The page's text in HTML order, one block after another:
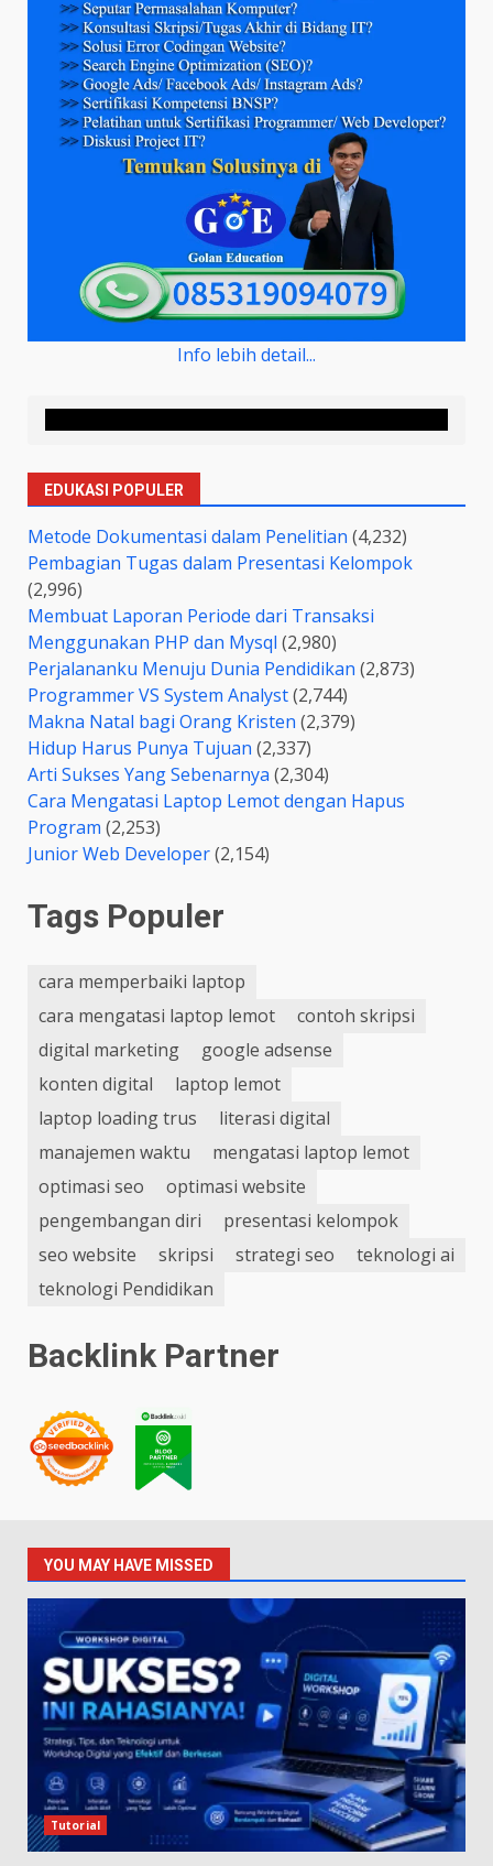
Info lebih detail...
EDUKASI POPULER
Metode Dokumentasi dalam Penelitian (4,232)
Pembagian Tugas dalam Presentasi Kelompok
(2,996)
Membuat Laporan Periode dari Transaksi
Menggunakan PHP dan Mysql (2,980)
Perjalananku Menuju Dunia Pendidikan (2,873)
Programmer VS System Analyst(2,744)
Makna Natal bagi Orang Kristen (2,379)
Hidup Harus Punya Tujuan (2,337)
Arti Sukses Yang Sebenarnya (2,304)
Cara Mengatasi Laptop Lemot dengan Hapus
Program (2,253)
Junior Web Developer(2,154)
Tags Populer
cara memperbaiki laptop
cara mengatasi laptop lemot
contoh skripsi
digital marketing
google adsense
konten digital
laptop lemot
laptop loading trus
literasi digital
manajemen waktu
mengatasi laptop lemot
optimasi seo
optimasi website
pengembangan diri
presentasi kelompok
seo website
skripsi strategi seo
teknologi ai
teknologi Pendidikan
Backlink Partner
YOU MAY HAVE MISSED
Tutorial